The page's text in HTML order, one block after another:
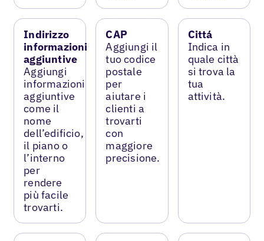
Indirizzo
informazioni
aggiuntive
Aggiungi
informazioni
aggiuntive
come il
nome
dell’edificio,
il piano o
l’interno
per
rendere
più facile
trovarti.
CAP
Aggiungi il
tuo codice
postale
per
aiutare i
clienti a
trovarti
con
maggiore
precisione.
Cittá
Indica in
quale città
si trova la
tua
attività.